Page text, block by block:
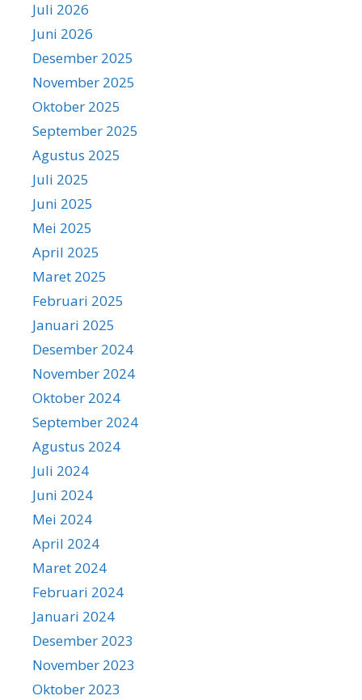
Juli 2026
Juni 2026
Desember 2025
November 2025
Oktober 2025
September 2025
Agustus 2025
Juli 2025
Juni 2025
Mei 2025
April 2025
Maret 2025
Februari 2025
Januari 2025
Desember 2024
November 2024
Oktober 2024
September 2024
Agustus 2024
Juli 2024
Juni 2024
Mei 2024
April 2024
Maret 2024
Februari 2024
Januari 2024
Desember 2023
November 2023
Oktober 2023